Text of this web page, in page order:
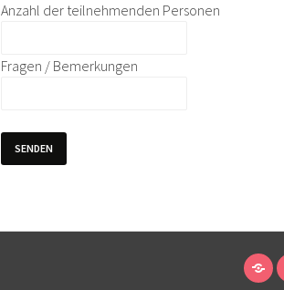
Anzahl der teilnehmenden Personen
Fragen / Bemerkungen
SENDEN